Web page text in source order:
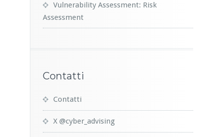
Vulnerability Assessment: Risk
Assessment
Contatti
Contatti
X @cyber_advising